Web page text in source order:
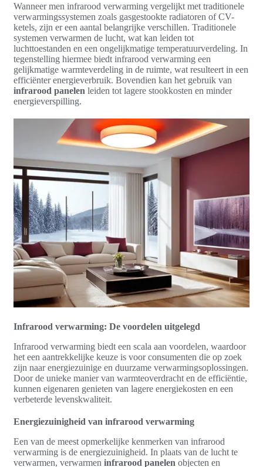
Wanneer men infrarood verwarming vergelijkt met traditionele
verwarmingssystemen zoals gasgestookte radiatoren of CV-
ketels, zijn er een aantal belangrijke verschillen. Traditionele
systemen verwarmen de lucht, wat kan leiden tot
luchttoestanden en een ongelijkmatige temperatuurverdeling. In
tegenstelling hiermee biedt infrarood verwarming een
gelijkmatige warmteverdeling in de ruimte, wat resulteert in een
efficiënter energieverbruik. Bovendien kan het gebruik van
infrarood panelen leiden tot lagere stookkosten en minder
energieverspilling.
Infrarood verwarming: De voordelen uitgelegd
Infrarood verwarming biedt een scala aan voordelen, waardoor
het een aantrekkelijke keuze is voor consumenten die op zoek
zijn naar energiezuinige en duurzame verwarmingsoplossingen.
Door de unieke manier van warmteoverdracht en de efficiëntie,
kunnen eigenaren genieten van lagere energiekosten en een
verbeterde levenskwaliteit.
Energiezuinigheid van infrarood verwarming
Een van de meest opmerkelijke kenmerken van infrarood
verwarming is de energiezuinigheid. In plaats van de lucht te
verwarmen, verwarmen infrarood panelen objecten en